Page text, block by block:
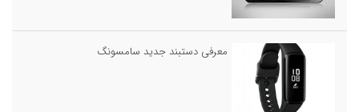
معرفی دستبند جدید سامسونگ